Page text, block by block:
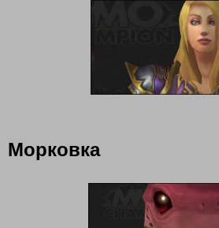
Морковка